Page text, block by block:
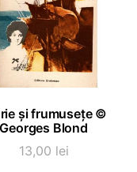
ADAUGĂ ÎN COȘ
și frumusețe ©
Georges Blond
13,00 lei